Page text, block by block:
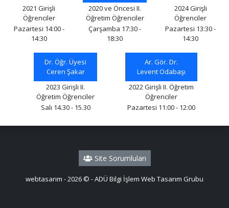
2021 Girişli
Öğrenciler
2020 ve Öncesi II.
Öğretim Öğrenciler
2024 Girişli
Öğrenciler
Pazartesi 14:00 -
14:30
Çarşamba 17:30 -
18:30
Pazartesi 13:30 -
14:30
Dr. Öğr. Üyesi
Ceren Şakar
Ar. Gör. Dr.
Levent Odabaşı
2023 Girişli II.
Öğretim Öğrenciler
2022 Girişli II. Öğretim
Öğrenciler
Salı 14.30 - 15.30
Pazartesi 11:00 - 12:00
Site Sorumluları
webtasarım - 2026 © - ADÜ Bilgi İşlem Web Tasarım Grubu